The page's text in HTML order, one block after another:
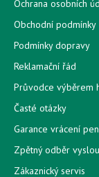
Ochrana osobních
Obchodní podmínky
Podmínky dopravy
Reklamační řád
Průvodce výběrem
Časté otázky
Garance vrácení
Zpětný odběr
Zákaznický servis